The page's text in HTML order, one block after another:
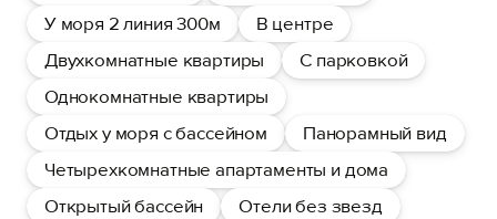
У моря 2 линия 300м
В центре
Двухкомнатные квартиры
С парковкой
Однокомнатные квартиры
Отдых у моря с бассейном
Панорамный вид
Четырехкомнатные апартаменты и дома
Открытый бассейн
Отели без звезд